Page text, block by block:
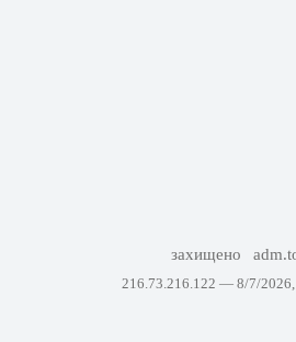
захищено
216.73.216.122 — 8/7/